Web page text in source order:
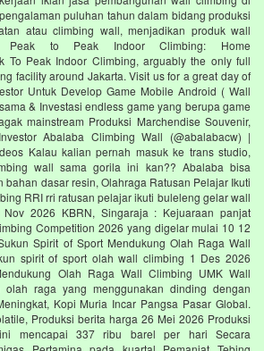
puluhan tahun dalam bidang produksi
atau climbing wall, menjadikan produk wall
Peak to Peak Indoor Climbing: Home
To Peak Indoor Climbing, arguably the only full
facility around Jakarta. Visit us for a great day of
Untuk Develop Game Mobile Android ( Wall
& Investasi endless game yang berupa game
mainstream Produksi Marchendise Souvenir,
Abalaba Climbing Wall (@abalabacw) |
Kalau kalian pernah masuk ke trans studio,
wall sama gorila ini kan?? Abalaba bisa
bahan dasar resin, Olahraga Ratusan Pelajar Ikuti
RRI rri ratusan pelajar ikuti buleleng gelar wall
2026 KBRN, Singaraja : Kejuaraan panjat
Competition 2026 yang digelar mulai 10 12
Spirit of Sport Mendukung Olah Raga Wall
spirit of sport olah wall climbing 1 Des 2026
Olah Raga Wall Climbing UMK Wall
raga yang menggunakan dinding dengan
Kopi Muria Incar Pangsa Pasar Global.
Produksi berita harga 26 Mei 2026 Produksi
mencapai 337 ribu barel per hari Secara